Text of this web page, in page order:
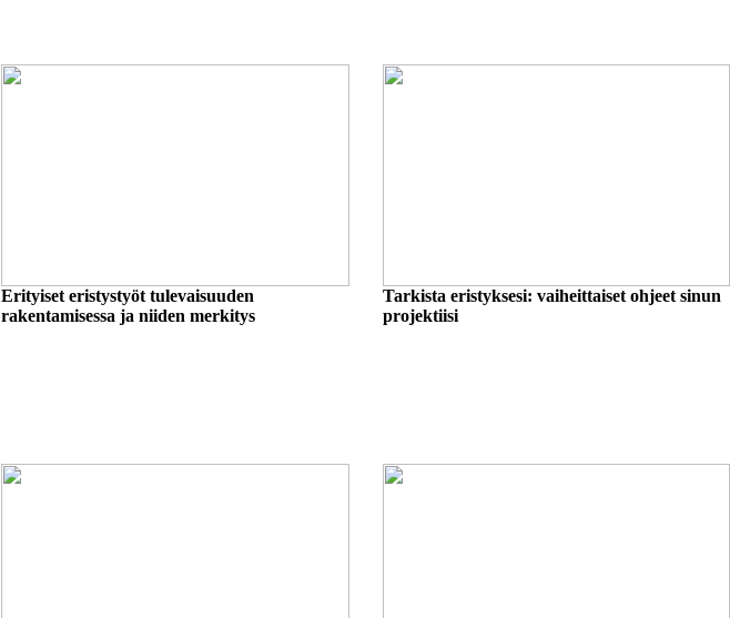
Erityiset eristystyöt tulevaisuuden
rakentamisessa ja niiden merkitys
Tarkista eristyksesi: vaiheittaiset ohjeet sinun
projektiisi